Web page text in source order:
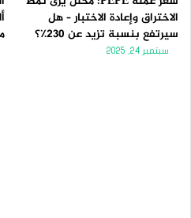
الاختراق وإعادة الاختبار – هل
سيرتفع بنسبة تزيد عن 230٪؟
سبتمبر 24, 2025